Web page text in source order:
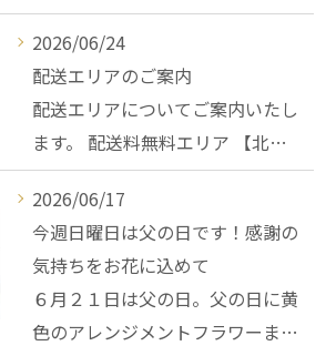
2026/06/24
配送エリアのご案内
配送エリアについてご案内いたし
ます。 配送料無料エリア 【北…
2026/06/17
今週日曜日は父の日です！感謝の
気持ちをお花に込めて
６月２１日は父の日。父の日に黄
色のアレンジメントフラワーま…